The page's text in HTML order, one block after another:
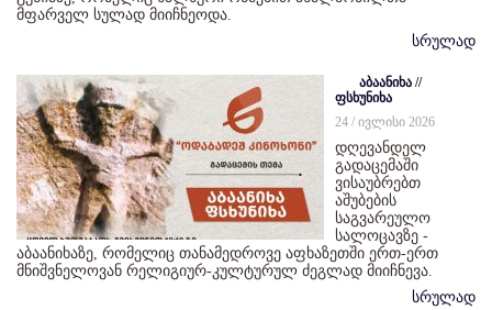
მფარველ სულად მიიჩნეოდა.
სრულად
აბაანიხა //
ფსხუნიხა
24 / ივლისი 2026
დღევანდელ
გადაცემაში
ვისაუბრებთ
აშუბების
საგვარეულო
სალოცავზე -
აბაანიხაზე, რომელიც თანამედროვე აფხაზეთში ერთ-ერთ
მნიშვნელოვან რელიგიურ-კულტურულ ძეგლად მიიჩნევა.
სრულად